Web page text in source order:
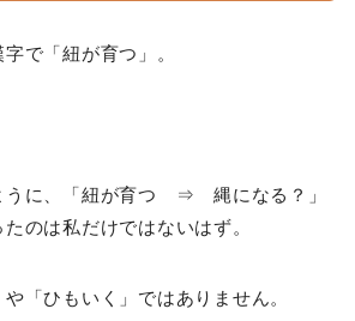
で「紐が育つ」。
うに、「紐が育つ ⇒ 縄になる？」
のは私だけではないはず。
「ひもいく」ではありません。